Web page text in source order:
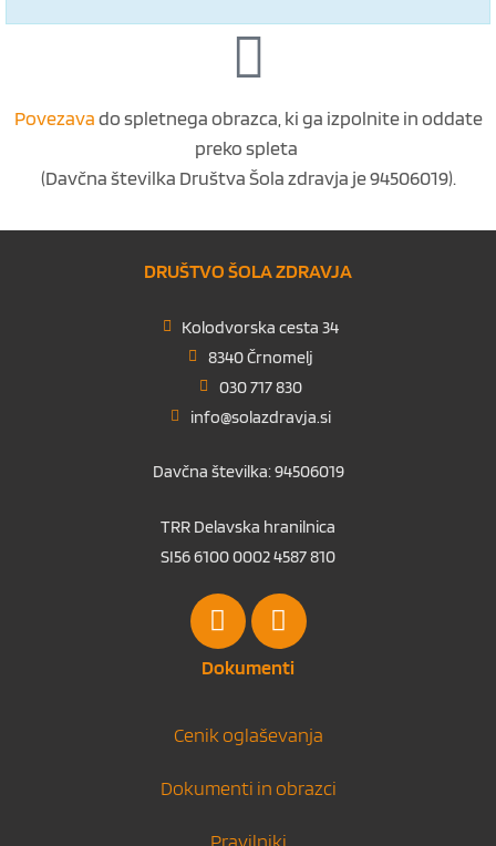
Povezavado spletnega obrazca, ki ga izpolnite in oddate
preko spleta
(Davčna številka Društva Šola zdravja je 94506019).
DRUŠTVO ŠOLA ZDRAVJA
Kolodvorska cesta 34
8340 Črnomelj
030 717 830
info@solazdravja.si
Davčna številka: 94506019
TRR Delavska hranilnica
SI56 6100 0002 4587 810
Dokumenti
Cenik oglaševanja
Dokumenti in obrazci
Pravilniki